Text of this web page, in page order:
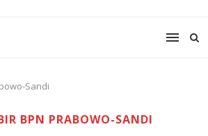
Sandi
BPN PRABOWO-SANDI